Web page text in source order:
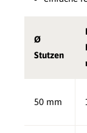
Ø
Stutzen
50 mm